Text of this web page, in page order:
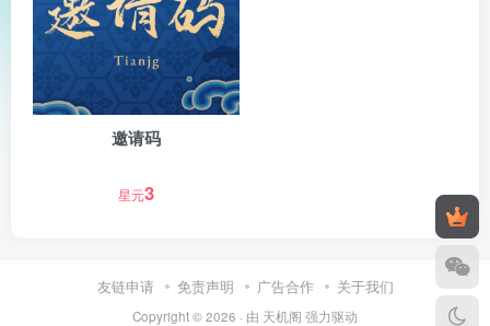
邀请码
星元3
友链申请 免责声明 广告合作 关于我们
Copyright © 2026 · 由 天机阁 强力驱动